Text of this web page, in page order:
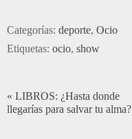
Categorías: deporte, Ocio
Etiquetas: ocio, show
« LIBROS: ¿Hasta donde
llegarías para salvar tu alma?